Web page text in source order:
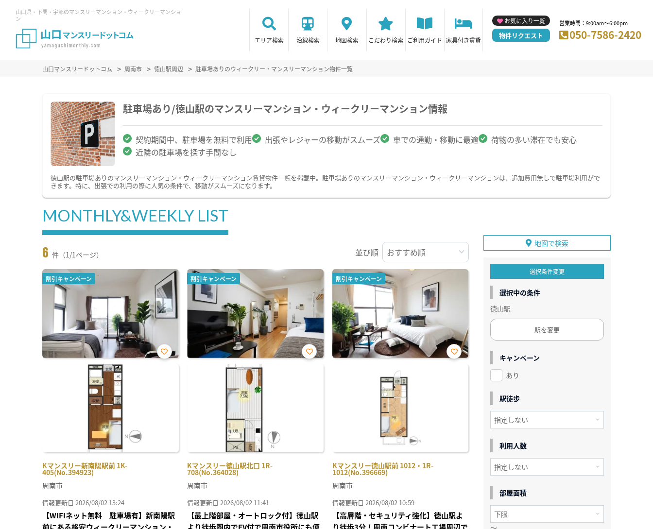
山口県・下関・宇部のマンスリーマンション・ウィークリーマンショ
ン
エリア検索 沿線検索 地図検索 こだわり検索 ご利用ガイド 家具付き賃貸
お気に入り一覧
物件リクエスト
営業時間：9:00am～6:00pm
050-7586-2420
山口マンスリードットコム 周南市 徳山駅周辺 駐車場ありのウィークリー・マンスリーマンション物件一覧
駐車場あり/徳山駅のマンスリーマンション・ウィークリーマンション情報
契約期間中、駐車場を無料で利用 出張やレジャーの移動がスムーズ 車での通勤・移動に最適
荷物の多い滞在でも安心
近隣の駐車場を探す手間なし
徳山駅の駐車場ありのマンスリーマンション・ウィークリーマンション賃貸物件一覧を掲載中。駐車場ありのマンスリーマンション・ウィークリーマンションは、追加費用無しで駐車場利用がで
きます。特に、出張での利用の際に人気の条件で、移動がスムーズになります。
MONTHLY&WEEKLY LIST
6 件（1/1ページ） 並び順
割引キャンペーン
Kマンスリー新南陽駅前 1K-
405(No.394923)
お気
周南市
情報更新日 2026/08/02 13:24
【WIFIネット無料 駐車場有】新南陽駅
前にある格安ウィークリーマンション・
割引キャンペーン
Kマンスリー徳山駅北口 1R-
708(No.364028)
お気
周南市
情報更新日 2026/08/02 11:41
【最上階部屋・オートロック付】徳山駅
より徒歩圏内でEV付で周南市役所にも便
割引キャンペーン
Kマンスリー徳山駅前 1012・1R-
1012(No.396669)
お気
周南市
情報更新日 2026/08/02 10:59
【高層階・セキュリティ強化】徳山駅よ
り徒歩3分！周南コンビナート工場周辺で
地図で検索
選択条件変更
選択中の条件
徳山駅
駅を変更
キャンペーン
あり
駅徒歩
利用人数
部屋面積